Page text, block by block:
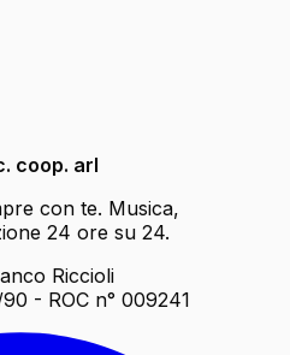
coop. arl
con te. Musica,
24 ore su 24.
Riccioli
- ROC n° 009241